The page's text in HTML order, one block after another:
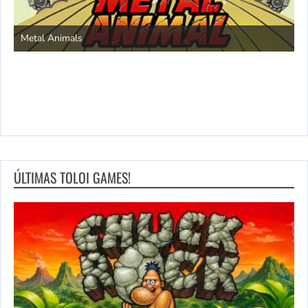
Metal Animals
ÚLTIMAS TOLOI GAMES!